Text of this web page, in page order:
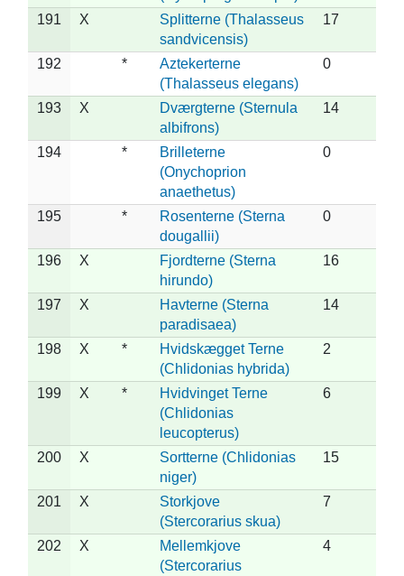
191
X
Splitterne (Thalasseus
sandvicensis)
17
192 *
Aztekerterne
(Thalasseus elegans)
0
193 X
Dværgterne (Sternula
albifrons)
14
194 *
Brilleterne
(Onychoprion
anaethetus)
0
195 *
Rosenterne (Sterna
dougallii)
0
196 X
Fjordterne (Sterna
hirundo)
16
197 X
Havterne (Sterna
paradisaea)
14
198 X *
Hvidskægget Terne
(Chlidonias hybrida)
2
199 X *
Hvidvinget Terne
(Chlidonias
leucopterus)
6
200 X
Sortterne (Chlidonias
niger)
15
201 X
Storkjove
(Stercorarius skua)
7
202 X
Mellemkjove
(Stercorarius
4